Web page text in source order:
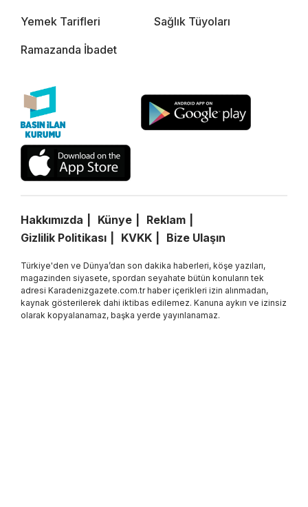
Yemek Tarifleri Sağlık Tüyoları
Ramazanda İbadet
Hakkımızda Künye
Reklam
Gizlilik Politikası
KVKK Bize Ulaşın
Türkiye'den ve Dünya’dan son dakika haberleri, köşe yazıları,
magazinden siyasete, spordan seyahate bütün konuların tek
adresi Karadenizgazete.com.tr haber içerikleri izin alınmadan,
kaynak gösterilerek dahi iktibas edilemez. Kanuna aykırı ve izinsiz
olarak kopyalanamaz, başka yerde yayınlanamaz.